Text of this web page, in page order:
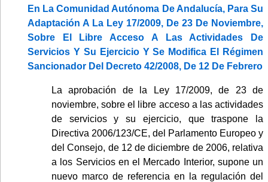
En La Comunidad Autónoma De Andalucía, Para Su
Adaptación A La Ley 17/2009, De 23 De Noviembre,
Sobre El Libre Acceso A Las Actividades De
Servicios Y Su Ejercicio Y Se Modifica El Régimen
Sancionador Del Decreto 42/2008, De 12 De Febrero
La aprobación de la Ley 17/2009, de 23 de
noviembre, sobre el libre acceso a las actividades
de servicios y su ejercicio, que traspone la
Directiva 2006/123/CE, del Parlamento Europeo y
del Consejo, de 12 de diciembre de 2006, relativa
a los Servicios en el Mercado Interior, supone un
nuevo marco de referencia en la regulación del